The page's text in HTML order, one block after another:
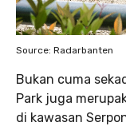
Source: Radarbanten
Bukan cuma
Park juga
di kawasan